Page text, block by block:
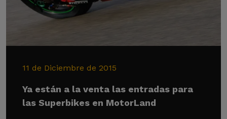
11 de Diciembre de 2015
Ya están a la venta las entradas para
las Superbikes en MotorLand